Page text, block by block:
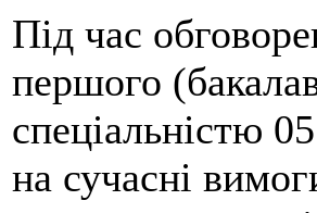
Під час
першого
спеціальністю
на сучасні